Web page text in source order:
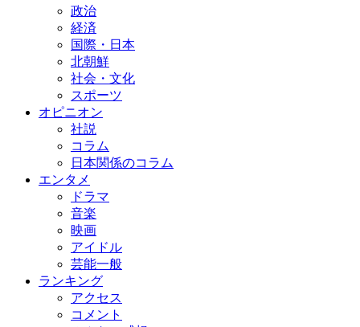
政治
経済
国際・日本
北朝鮮
社会・文化
スポーツ
オピニオン
社説
コラム
日本関係のコラム
エンタメ
ドラマ
音楽
映画
アイドル
芸能一般
ランキング
アクセス
コメント